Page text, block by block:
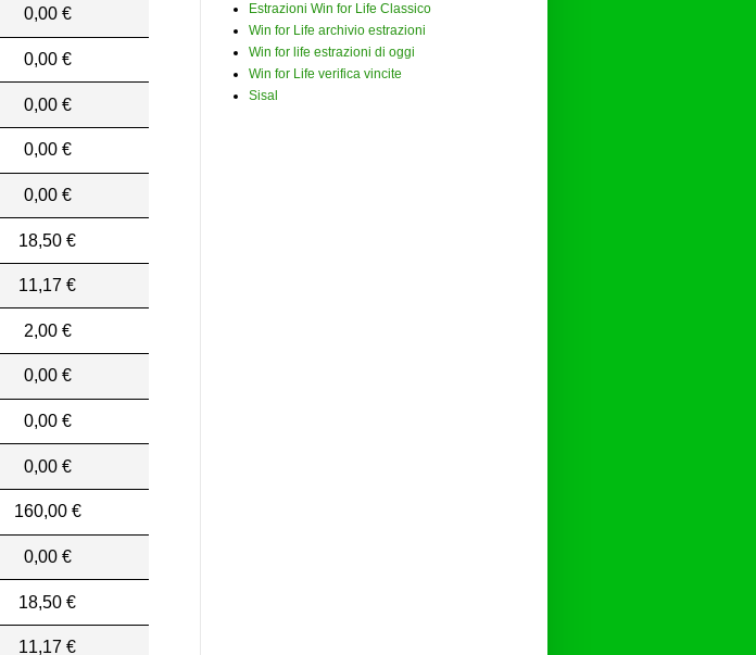
0,00 €
0,00 €
0,00 €
0,00 €
0,00 €
18,50 €
11,17 €
2,00 €
0,00 €
0,00 €
0,00 €
160,00 €
0,00 €
18,50 €
11,17 €
Estrazioni Win for Life Classico
Win for Life archivio estrazioni
Win for life estrazioni di oggi
Win for Life verifica vincite
Sisal